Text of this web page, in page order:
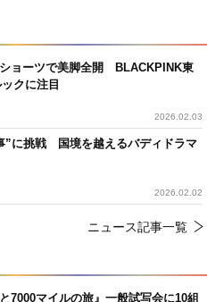
ョーツで美脚全開 BLACKPINK東
クに注目
2026.02.03
”に挑戦 国境を越えるバディドラマ
2026.02.02
ニュース記事一覧
7000マイルの旅』一般試写会に10組